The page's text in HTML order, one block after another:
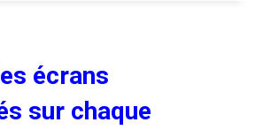
écrans
sur chaque